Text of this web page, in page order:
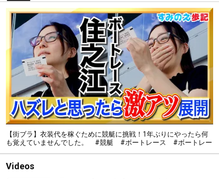
【街ブラ】衣装代を稼ぐために競艇に挑戦！1年ぶりにやったら何
も覚えていませんでした。 #競艇 #ボートレース #ボートレー
Videos